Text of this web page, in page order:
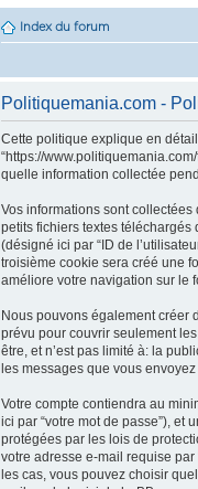
Index du forum
Politiquemania.com -
Cette politique explique en détail
“https://www.politiquemania.com/
quelle information collectée
Vos informations sont
petits fichiers textes
(désigné ici par “ID de
troisième cookie sera créé une
améliore votre navigation sur le
Nous pouvons également créer
prévu pour couvrir seulement
être, et n’est pas limité à: la
les messages que vous
Votre compte contiendra au
ici par “votre mot de passe”), et
protégées par les lois de
votre adresse e-mail requise par
les cas, vous pouvez choisir